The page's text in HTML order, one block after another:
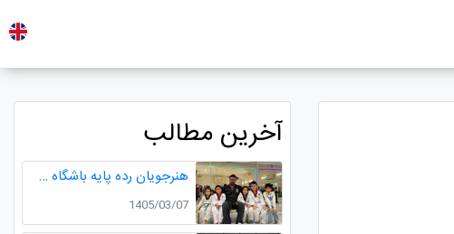
آخرین مطالب
هنرجویان رده پایه باشگاه طلایی
1405/03/07